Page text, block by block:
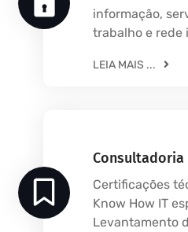
informação,
trabalho e rede
LEIA MAIS ...
Certificações
Know How IT
Levantamento